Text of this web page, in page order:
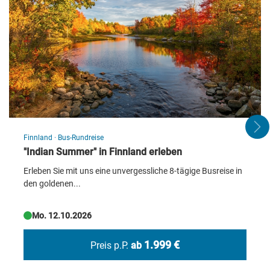
Nationalpark Hohe Tatra
© andras_csontos - stock.adobe.com
Finnland · Bus-Rundreise
"Indian Summer" in Finnland erleben
Erleben Sie mit uns eine unvergessliche 8-tägige Busreise in
den goldenen...
Mo. 12.10.2026
Preis p.P. ab 1.999 €